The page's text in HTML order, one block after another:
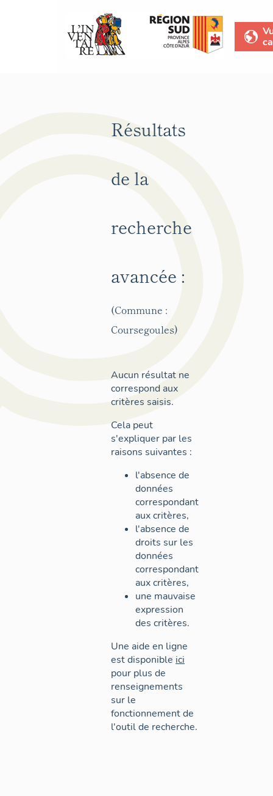
Résultats
de la
recherche
avancée :
(Commune :
Coursegoules)
Aucun résultat ne
correspond aux
critères saisis.
Cela peut
s'expliquer par les
raisons suivantes :
l'absence de
données
correspondant
aux critères,
l'absence de
droits sur les
données
correspondant
aux critères,
une mauvaise
expression
des critères.
Une aide en ligne
est disponible ici
pour plus de
renseignements
sur le
fonctionnement de
l'outil de recherche.